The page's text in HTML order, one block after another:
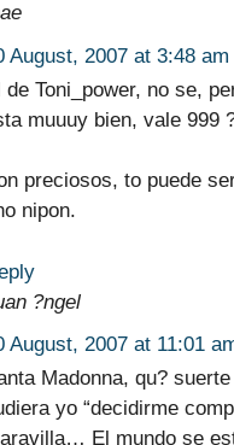
August, 2007 at 3:48 am
de Toni_power, no se,
muuuy bien, vale 999
preciosos, to puede
nipon.
?ngel
August, 2007 at 11:01
Madonna, qu?
yo “decidirme
El mundo se